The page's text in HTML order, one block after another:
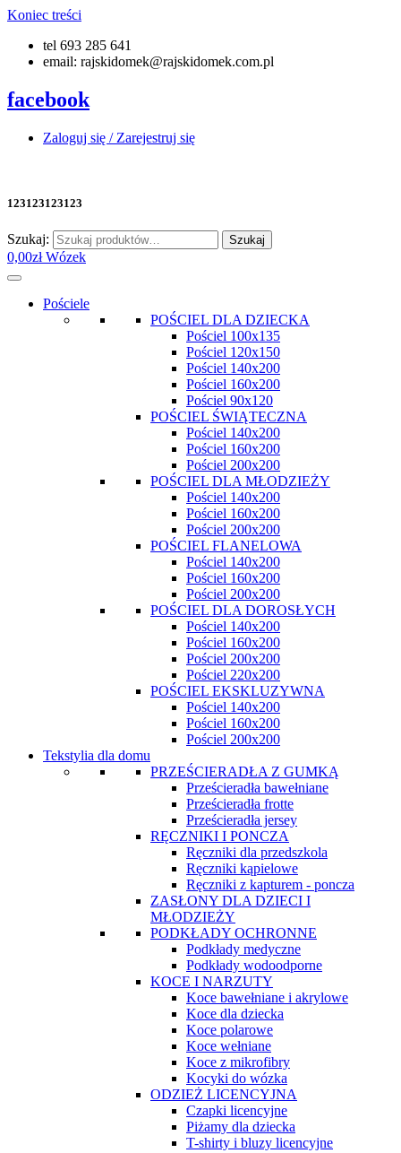
Koniec treści
tel 693 285 641
email: rajskidomek@rajskidomek.com.pl
facebook
Zaloguj się / Zarejestruj się
123123123123
Szukaj: Szukaj
0,00zł Wózek
Pościele
POŚCIEL DLA DZIECKA
Pościel 100x135
Pościel 120x150
Pościel 140x200
Pościel 160x200
Pościel 90x120
POŚCIEL ŚWIĄTECZNA
Pościel 140x200
Pościel 160x200
Pościel 200x200
POŚCIEL DLA MŁODZIEŻY
Pościel 140x200
Pościel 160x200
Pościel 200x200
POŚCIEL FLANELOWA
Pościel 140x200
Pościel 160x200
Pościel 200x200
POŚCIEL DLA DOROSŁYCH
Pościel 140x200
Pościel 160x200
Pościel 200x200
Pościel 220x200
POŚCIEL EKSKLUZYWNA
Pościel 140x200
Pościel 160x200
Pościel 200x200
Tekstylia dla domu
PRZEŚCIERADŁA Z GUMKĄ
Prześcieradła bawełniane
Prześcieradła frotte
Prześcieradła jersey
RĘCZNIKI I PONCZA
Ręczniki dla przedszkola
Ręczniki kąpielowe
Ręczniki z kapturem - poncza
ZASŁONY DLA DZIECI I
MŁODZIEŻY
PODKŁADY OCHRONNE
Podkłady medyczne
Podkłady wodoodporne
KOCE I NARZUTY
Koce bawełniane i akrylowe
Koce dla dziecka
Koce polarowe
Koce wełniane
Koce z mikrofibry
Kocyki do wózka
ODZIEŻ LICENCYJNA
Czapki licencyjne
Piżamy dla dziecka
T-shirty i bluzy licencyjne